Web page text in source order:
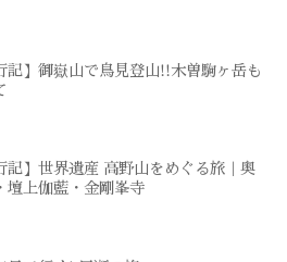
記】御嶽山で鳥見登山!!木曽駒ヶ岳も
記】世界遺産 高野山をめぐる旅｜奥
壇上伽藍・金剛峯寺